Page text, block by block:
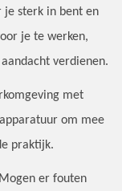
je sterk in bent en
je te werken,
verdienen.
met
om mee
praktijk.
er fouten